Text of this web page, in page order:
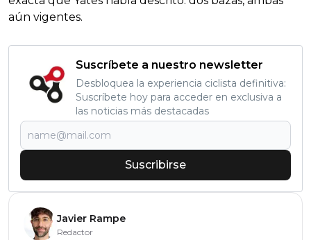
aún vigentes.
Suscríbete a nuestro newsletter
Desbloquea la experiencia ciclista definitiva:
Suscríbete hoy para acceder en exclusiva a
las noticias más destacadas
Suscribirse
Javier Rampe
Redactor